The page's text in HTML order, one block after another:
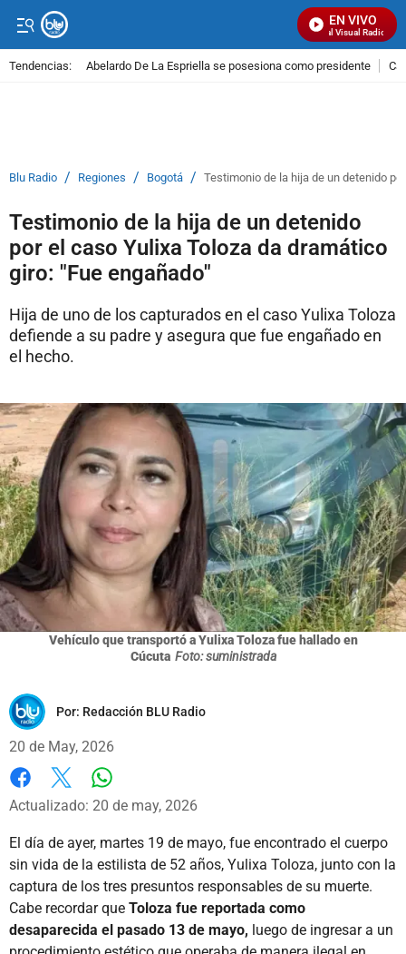
EN VIVO
Señal Visual Radio
Tendencias: Abelardo De La Espriella se posesiona como presidente
Blu Radio / Regiones / Bogotá / Testimonio de la hija de un detenido
Testimonio de la hija de un detenido
por el caso Yulixa Toloza da dramático
giro: "Fue engañado"
Hija de uno de los capturados en el caso Yulixa Toloza
defiende a su padre y asegura que fue engañado en
el hecho.
Vehículo que transportó a Yulixa Toloza fue hallado en
Cúcuta Foto: suministrada
Por: Redacción BLU Radio
20 de May, 2026
Facebook
X
Actualizado: 20 de may, 2026
El día de ayer, martes 19 de mayo, fue encontrado el cuerpo
sin vida de la estilista de 52 años, Yulixa Toloza, junto con la
captura de los tres presuntos responsables de su muerte.
Cabe recordar que Toloza fue reportada como
desaparecida el pasado 13 de mayo, luego de ingresar a un